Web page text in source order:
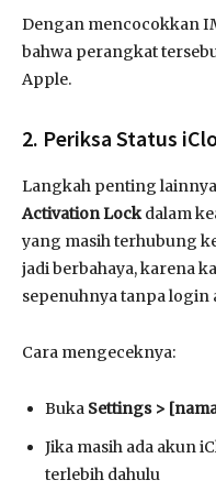
Dengan mencocokkan
bahwa perangkat
Apple.
2. Periksa Status
Langkah penting
Activation Lockdalam
yang masih terhubung
jadi berbahaya, karena
sepenuhnya tanpa login
Cara mengeceknya:
Buka Settings >
Jika masih ada akun
terlebih dahulu